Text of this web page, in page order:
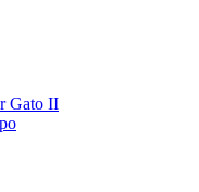
Gato II